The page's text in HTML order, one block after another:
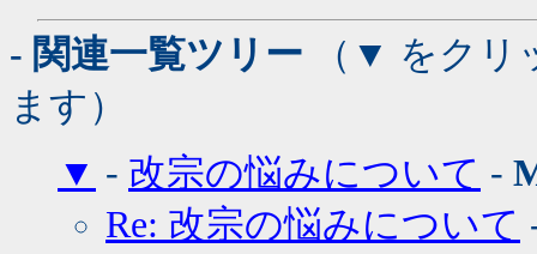
- 関連一覧ツリー （▼ をクリ
ます）
▼ - 改宗の悩みについて -
Re: 改宗の悩みについて